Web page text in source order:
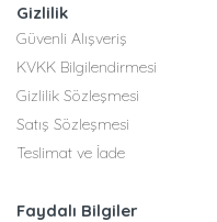
Gizlilik
Güvenli Alışveriş
KVKK Bilgilendirmesi
Gizlilik Sözleşmesi
Satış Sözleşmesi
Teslimat ve İade
Faydalı Bilgiler